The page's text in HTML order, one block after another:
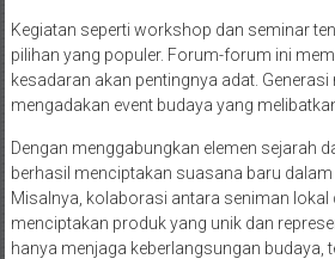
Kegiatan seperti workshop dan seminar
pilihan yang populer. Forum-forum ini
kesadaran akan pentingnya adat.
mengadakan event budaya yang
Dengan menggabungkan elemen sejarah
berhasil menciptakan suasana baru
Misalnya, kolaborasi antara seniman lokal
menciptakan produk yang unik dan
hanya menjaga keberlangsungan budaya,